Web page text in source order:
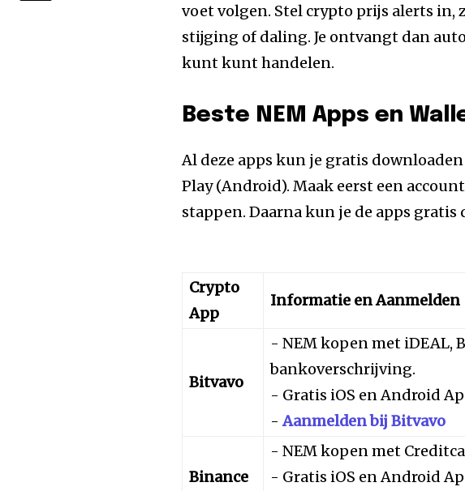
voet volgen. Stel crypto prijs alerts in,
stijging of daling. Je ontvangt dan
kunt kunt handelen.
Beste NEM Apps en
Al deze apps kun je gratis
Play (Android). Maak eerst een
stappen. Daarna kun je de apps
Crypto
App
Informatie en Aanmelden
Bitvavo
- NEM kopen met iDEAL,
bankoverschrijving.
- Gratis iOS en Android
-Aanmelden bij Bitvavo
Binance
- NEM kopen met
- Gratis iOS en Android